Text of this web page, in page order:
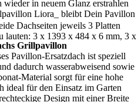
Dachseiten jeweils 3 Platten
lauten: 3 x 1393 x 484 x 6 mm, 3 x
in neuem Glanz erstrahlen
Liora_ bleibt Dein Pavillon
Grillpavillon
Pavillon-Ersatzdach ist speziell
dadurch wasserabweisend sowie
Material sorgt für eine hohe
ideal für den Einsatz im Garten
Design mit einer Breite